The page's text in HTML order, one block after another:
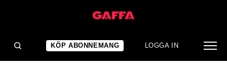
KÖP ABONNEMANG LOGGA IN